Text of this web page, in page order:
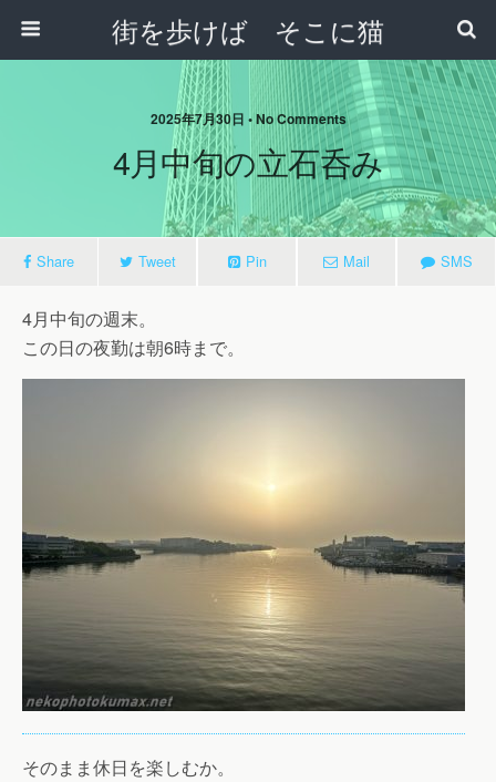
街を歩けば そこに猫
2025年7月30日 • No Comments
4月中旬の立石呑み
Share Tweet Pin Mail SMS
4月中旬の週末。
この日の夜勤は朝6時まで。
そのまま休日を楽しむか。